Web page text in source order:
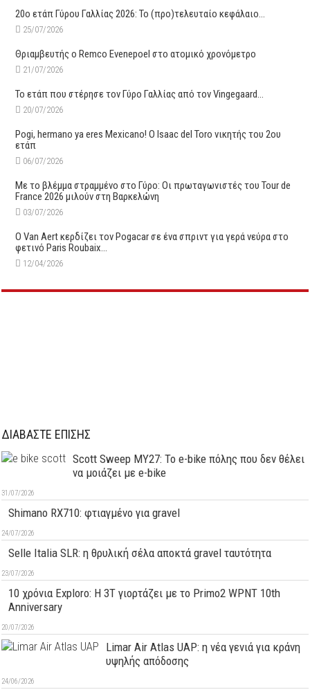
20ο ετάπ Γύρου Γαλλίας 2026: Το (προ)τελευταίο κεφάλαιο…
25/07/2026
Θριαμβευτής ο Remco Evenepoel στο ατομικό χρονόμετρο
21/07/2026
Το ετάπ που στέρησε τον Γύρο Γαλλίας από τον Vingegaard…
20/07/2026
Pogi, hermano ya eres Mexicano! Ο Ιsaac del Toro νικητής του 2ου
ετάπ
06/07/2026
Με το βλέμμα στραμμένο στο Γύρο: Οι πρωταγωνιστές του Tour de
France 2026 μιλούν στη Βαρκελώνη
03/07/2026
O Van Aert κερδίζει τον Pogacar σε ένα σπριντ για γερά νεύρα στο
φετινό Paris Roubaix…
12/04/2026
ΔΙΑΒΑΣΤΕ ΕΠΙΣΗΣ
Scott Sweep MY27: Το e-bike πόλης που δεν θέλει
να μοιάζει με e-bike
31/07/2026
Shimano RX710: φτιαγμένο για gravel
24/07/2026
Selle Italia SLR: η θρυλική σέλα αποκτά gravel ταυτότητα
23/07/2026
10 χρόνια Exploro: Η 3T γιορτάζει με το Primo2 WPNT 10th
Anniversary
20/07/2026
Limar Air Atlas UAP: η νέα γενιά για κράνη
υψηλής απόδοσης
24/06/2026